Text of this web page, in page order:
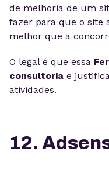
de melhoria de um
fazer para que o site
melhor que a
O legal é que essa
consultoria e
atividades.
12.